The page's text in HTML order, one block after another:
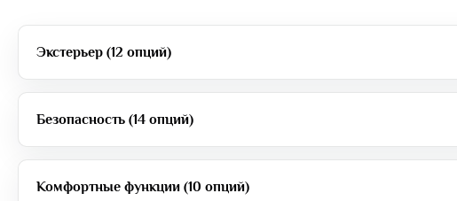
Экстерьер (12 опций)
Безопасность (14 опций)
Комфортные функции (10 опций)